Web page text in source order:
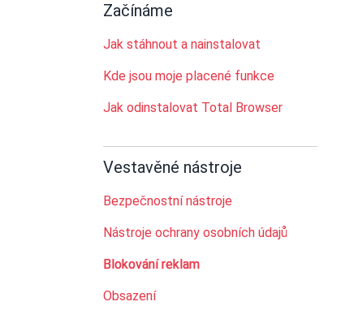
Začínáme
Jak stáhnout a nainstalovat
Kde jsou moje placené funkce
Jak odinstalovat Total Browser
Vestavěné nástroje
Bezpečnostní nástroje
Nástroje ochrany osobních údajů
Blokování reklam
Obsazení